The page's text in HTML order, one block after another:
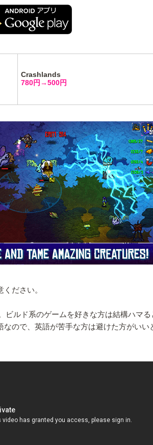
Crashlands
780円→500円
ださい。
ルド系のゲームを好きな方は結構ハマ
ので、英語が苦手な方は避けた方がい